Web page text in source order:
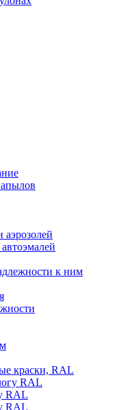
аэрозолей
к ним
краски, RAL
RAL
RAL
RAL